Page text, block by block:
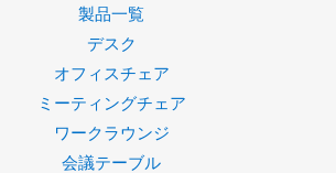
製品一覧
デスク
オフィスチェア
ミーティングチェア
ワークラウンジ
会議テーブル